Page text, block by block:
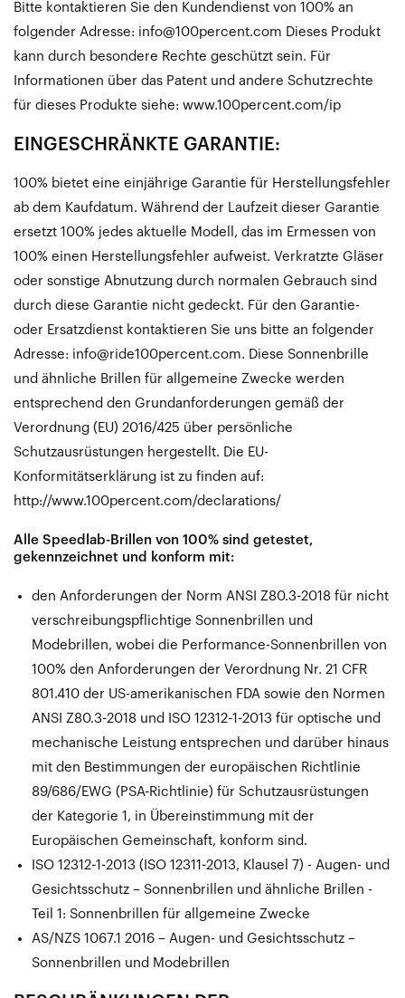
Bitte kontaktieren Sie den Kundendienst von 100% an
folgender Adresse: info@100percent.com Dieses Produkt
kann durch besondere Rechte geschützt sein. Für
Informationen über das Patent und andere Schutzrechte
für dieses Produkte siehe: www.100percent.com/ip
EINGESCHRÄNKTE GARANTIE:
100% bietet eine einjährige Garantie für Herstellungsfehler
ab dem Kaufdatum. Während der Laufzeit dieser Garantie
ersetzt 100% jedes aktuelle Modell, das im Ermessen von
100% einen Herstellungsfehler aufweist. Verkratzte Gläser
oder sonstige Abnutzung durch normalen Gebrauch sind
durch diese Garantie nicht gedeckt. Für den Garantie-
oder Ersatzdienst kontaktieren Sie uns bitte an folgender
Adresse: info@ride100percent.com. Diese Sonnenbrille
und ähnliche Brillen für allgemeine Zwecke werden
entsprechend den Grundanforderungen gemäß der
Verordnung (EU) 2016/425 über persönliche
Schutzausrüstungen hergestellt. Die EU-
Konformitätserklärung ist zu finden auf:
http://www.100percent.com/declarations/
Alle Speedlab-Brillen von 100% sind getestet,
gekennzeichnet und konform mit:
den Anforderungen der Norm ANSI Z80.3-2018 für nicht
verschreibungspflichtige Sonnenbrillen und
Modebrillen, wobei die Performance-Sonnenbrillen von
100% den Anforderungen der Verordnung Nr. 21 CFR
801.410 der US-amerikanischen FDA sowie den Normen
ANSI Z80.3-2018 und ISO 12312-1-2013 für optische und
mechanische Leistung entsprechen und darüber hinaus
mit den Bestimmungen der europäischen Richtlinie
89/686/EWG (PSA-Richtlinie) für Schutzausrüstungen
der Kategorie 1, in Übereinstimmung mit der
Europäischen Gemeinschaft, konform sind.
ISO 12312-1-2013 (ISO 12311-2013, Klausel 7) - Augen- und
Gesichtsschutz – Sonnenbrillen und ähnliche Brillen -
Teil 1: Sonnenbrillen für allgemeine Zwecke
AS/NZS 1067.1 2016 – Augen- und Gesichtsschutz –
Sonnenbrillen und Modebrillen